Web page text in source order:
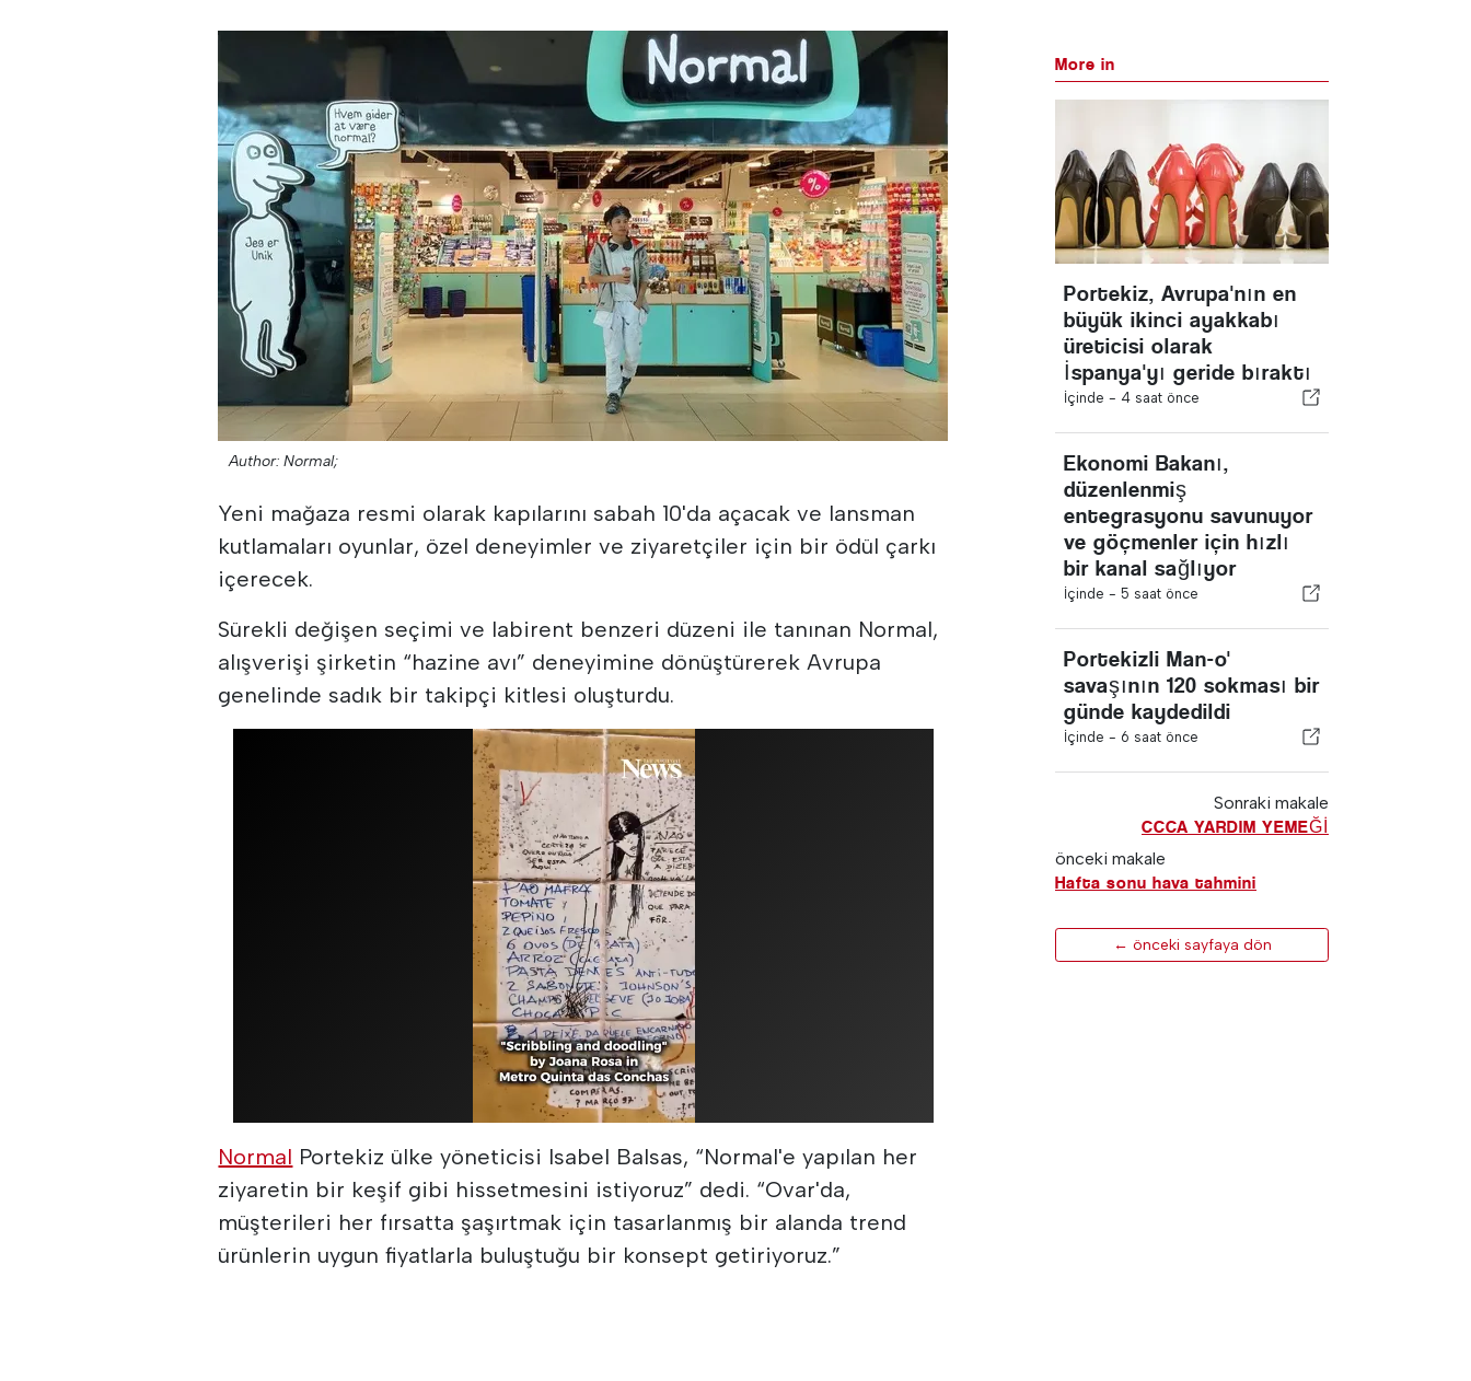
Author: Normal;
Yeni mağaza resmi olarak kapılarını sabah 10'da açacak ve lansman
kutlamaları oyunlar, özel deneyimler ve ziyaretçiler için bir ödül çarkı
içerecek.
Sürekli değişen seçimi ve labirent benzeri düzeni ile tanınan Normal,
alışverişi şirketin “hazine avı” deneyimine dönüştürerek Avrupa
genelinde sadık bir takipçi kitlesi oluşturdu.
Normal Portekiz ülke yöneticisi Isabel Balsas, “Normal'e yapılan her
ziyaretin bir keşif gibi hissetmesini istiyoruz” dedi. “Ovar'da,
müşterileri her fırsatta şaşırtmak için tasarlanmış bir alanda trend
ürünlerin uygun fiyatlarla buluştuğu bir konsept getiriyoruz.”
More in
Portekiz, Avrupa'nın en
büyük ikinci ayakkabı
üreticisi olarak
İspanya'yı geride bıraktı
İçinde - 4 saat önce
Ekonomi Bakanı,
düzenlenmiş
entegrasyonu savunuyor
ve göçmenler için hızlı
bir kanal sağlıyor
İçinde - 5 saat önce
Portekizli Man-o'
savaşının 120 sokması bir
günde kaydedildi
İçinde - 6 saat önce
Sonraki makale
CCCA YARDIM YEMEĞİ
önceki makale
Hafta sonu hava tahmini
← önceki sayfaya dön